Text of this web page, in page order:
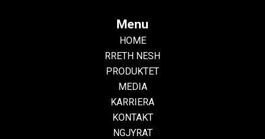
Menu
HOME
RRETH NESH
PRODUKTET
MEDIA
KARRIERA
KONTAKT
NGJYRAT